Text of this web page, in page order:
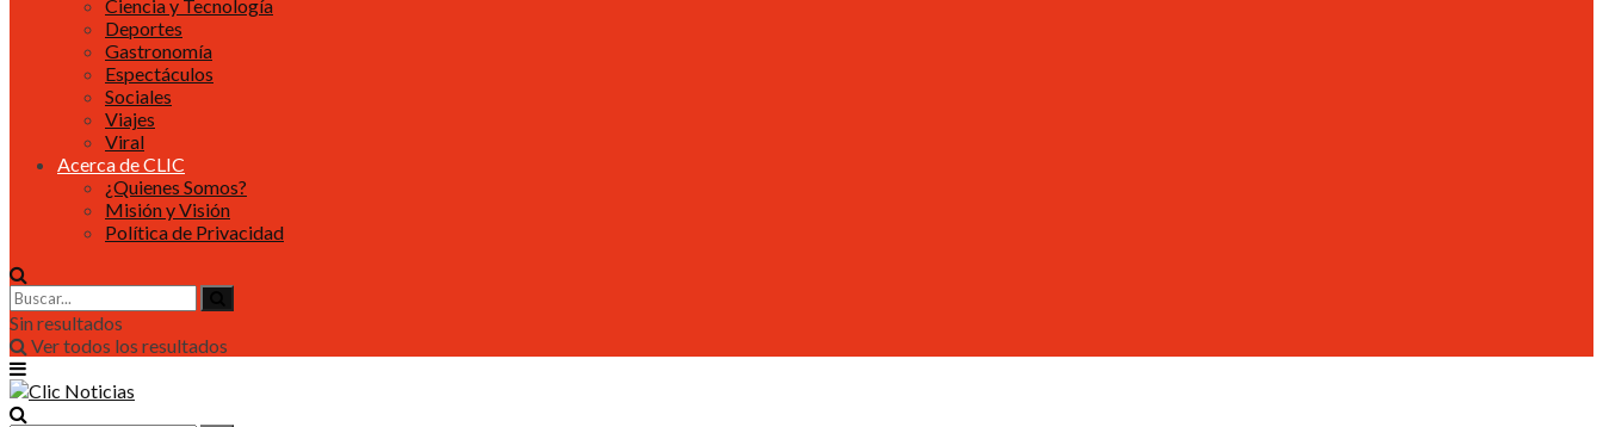
Ciencia y Tecnología
Deportes
Gastronomía
Espectáculos
Sociales
Viajes
Viral
Acerca de CLIC
¿Quienes Somos?
Misión y Visión
Política de Privacidad
Sin resultados
Ver todos los resultados